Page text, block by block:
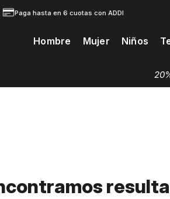
Paga hasta en 6 cuotas con ADDI
Hombre Mujer Niños